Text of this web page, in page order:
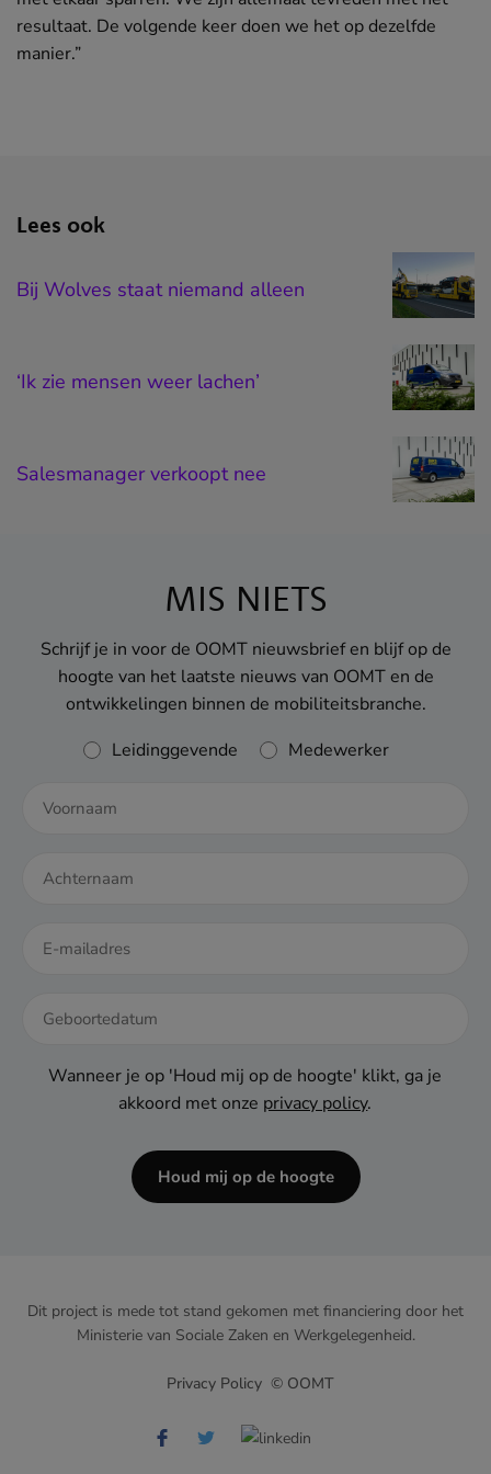
resultaat. De volgende keer doen we het op dezelfde
manier.”
Lees ook
Bij Wolves staat niemand alleen
‘Ik zie mensen weer lachen’
Salesmanager verkoopt nee
MIS NIETS
Schrijf je in voor de OOMT nieuwsbrief en blijf op de
hoogte van het laatste nieuws van OOMT en de
ontwikkelingen binnen de mobiliteitsbranche.
Rol
Leidinggevende Medewerker
DD
Wanneer je op 'Houd mij op de hoogte' klikt, ga je
akkoord met onze privacy policy.
Houd mij op de hoogte
Privacy Policy © OOMT
Dit project is mede tot stand gekomen met financiering door het
Ministerie van Sociale Zaken en Werkgelegenheid.